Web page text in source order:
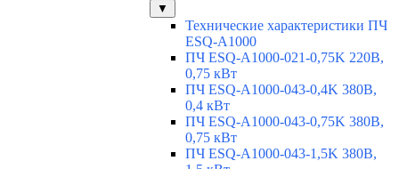
▼
Технические характеристики ПЧ
ESQ-A1000
ПЧ ESQ-A1000-021-0,75K 220В,
0,75 кВт
ПЧ ESQ-A1000-043-0,4K 380В,
0,4 кВт
ПЧ ESQ-A1000-043-0,75K 380В,
0,75 кВт
ПЧ ESQ-A1000-043-1,5K 380В,